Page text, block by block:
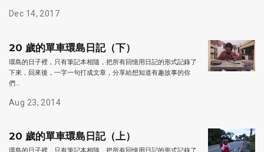
Dec 14, 2017
20 歲的單車環島日記（下）
環島的日子裡，只有筆記本相隨，把所有回憶用日記的形式記錄了
下來，回來後，一字一句打成文章，分享給想知道有趣故事的你
們…
Aug 23, 2014
20 歲的單車環島日記（上）